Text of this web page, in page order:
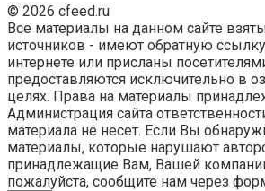
© 2026 cfeed.ru
Все материалы на данном сайте
источников - имеют обратную
интернете или присланы
предоставляются исключительно в
целях. Права на материалы
Администрация сайта
материала не несет. Если Вы
материалы, которые нарушают
принадлежащие Вам, Вашей
пожалуйста, сообщите нам через